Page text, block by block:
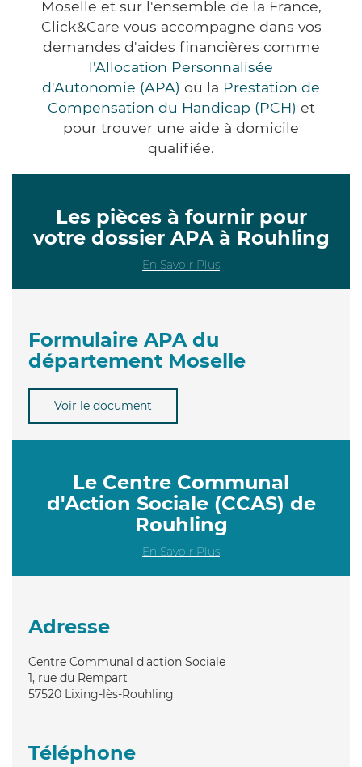
Moselle et sur l'ensemble de la France,
Click&Care vous accompagne dans vos
demandes d'aides financières comme
l'Allocation Personnalisée
d'Autonomie (APA) ou la Prestation de
Compensation du Handicap (PCH) et
pour trouver une aide à domicile
qualifiée.
Les pièces à fournir pour
votre dossier APA à Rouhling
En Savoir Plus
Formulaire APA du
département Moselle
Voir le document
Le Centre Communal
d'Action Sociale (CCAS) de
Rouhling
En Savoir Plus
Adresse
Centre Communal d'action Sociale
1, rue du Rempart
57520 Lixing-lès-Rouhling
Téléphone